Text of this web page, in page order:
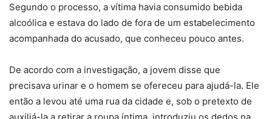
Segundo o processo, a vítima havia consumido bebida
alcoólica e estava do lado de fora de um estabelecimento
acompanhada do acusado, que conheceu pouco antes.
De acordo com a investigação, a jovem disse que
precisava urinar e o homem se ofereceu para ajudá-la. Ele
então a levou até uma rua da cidade e, sob o pretexto de
auxiliá-la a retirar a roupa íntima, introduziu os dedos na